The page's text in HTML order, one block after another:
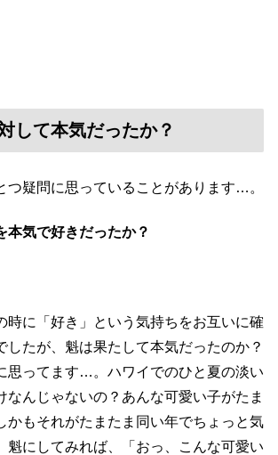
して本気だったか？
つ疑問に思っていることがあります…。
本気で好きだったか？
時に「好き」という気持ちをお互いに確
したが、魁は果たして本気だったのか？
思ってます…。ハワイでのひと夏の淡い
なんじゃないの？あんな可愛い子がたま
かもそれがたまたま同い年でちょっと気
魁にしてみれば、「おっ、こんな可愛い